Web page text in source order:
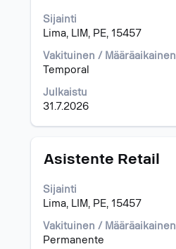
Sijainti
Lima, LIM, PE, 15457
Vakituinen / Määräaikainen
Temporal
Julkaistu
31.7.2026
nähdä
työpaikan
kaikki
tiedot.
Ammattinimike
Asistente Retail
Sijainti
Lima, LIM, PE, 15457
Vakituinen / Määräaikainen
Permanente
Valitse
jos
haluat
nähdä
työpaikan
kaikki